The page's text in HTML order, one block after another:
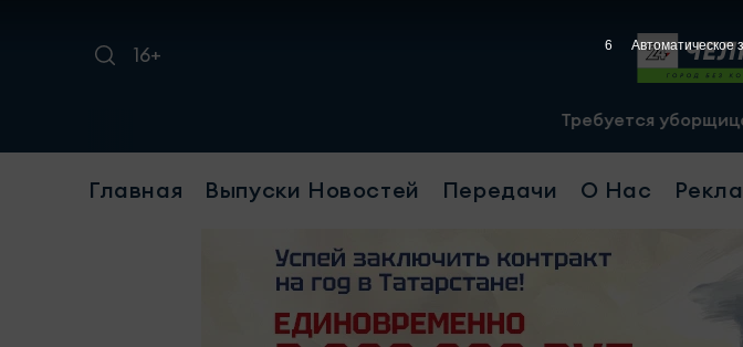
16+
Требуется уборщица(-к) график
Главная Выпуски Новостей Передачи О Нас
4 Автоматическое